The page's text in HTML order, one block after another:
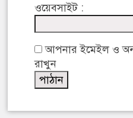
ওয়েবসাইট :
আপনার ইমেইল ও
রাখুন